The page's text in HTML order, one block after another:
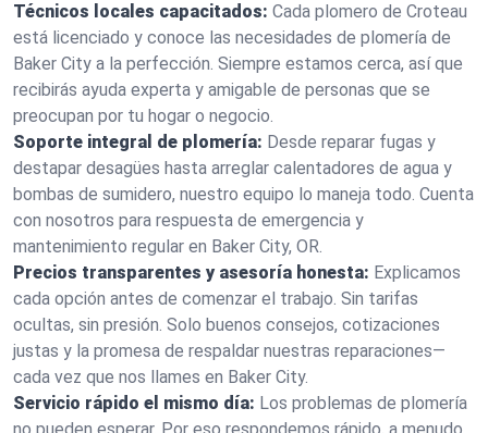
Técnicos locales capacitados: Cada plomero de Croteau
está licenciado y conoce las necesidades de plomería de
Baker City a la perfección. Siempre estamos cerca, así que
recibirás ayuda experta y amigable de personas que se
preocupan por tu hogar o negocio.
Soporte integral de plomería: Desde reparar fugas y
destapar desagües hasta arreglar calentadores de agua y
bombas de sumidero, nuestro equipo lo maneja todo. Cuenta
con nosotros para respuesta de emergencia y
mantenimiento regular en Baker City, OR.
Precios transparentes y asesoría honesta: Explicamos
cada opción antes de comenzar el trabajo. Sin tarifas
ocultas, sin presión. Solo buenos consejos, cotizaciones
justas y la promesa de respaldar nuestras reparaciones—
cada vez que nos llames en Baker City.
Servicio rápido el mismo día: Los problemas de plomería